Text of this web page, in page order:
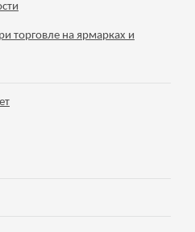
торговле на ярмарках и